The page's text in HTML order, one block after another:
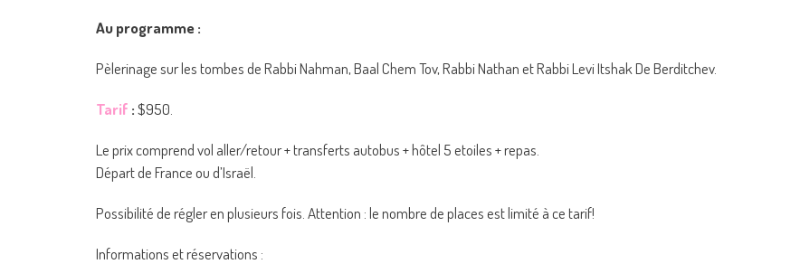
Au programme :
Pèlerinage sur les tombes de Rabbi Nahman, Baal Chem Tov, Rabbi Nathan et Rabbi Levi Itshak De Berditchev.
Tarif :$950.
Le prix comprend vol aller/retour + transferts autobus + hôtel 5 etoiles + repas.
Départ de France ou d’Israël.
Possibilité de régler en plusieurs fois. Attention : le nombre de places est limité à ce tarif!
Informations et réservations :